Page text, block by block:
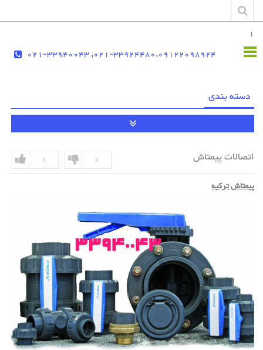
1
021-33924480,09122098924, 021-33940043
دسته بندی
اتصالات پیمتاش 0 0
پیمتاش ترکیه